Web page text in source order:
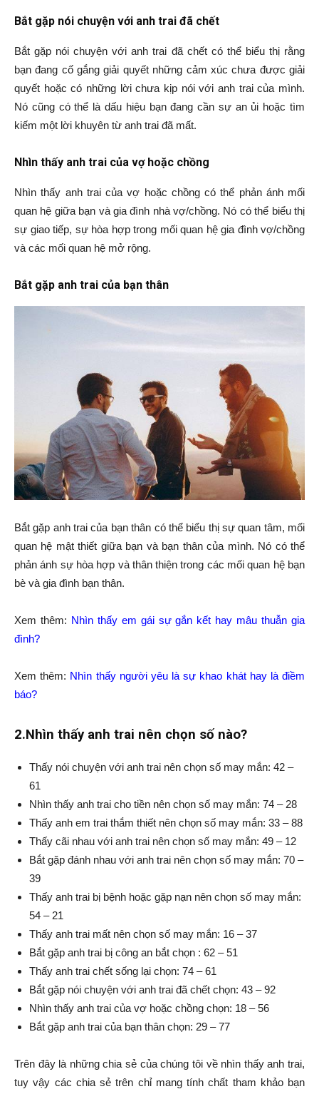
Bắt gặp nói chuyện với anh trai đã chết
Bắt gặp nói chuyện với anh trai đã chết có thể biểu thị rằng
bạn đang cố gắng giải quyết những cảm xúc chưa được giải
quyết hoặc có những lời chưa kịp nói với anh trai của mình.
Nó cũng có thể là dấu hiệu bạn đang cần sự an ủi hoặc tìm
kiếm một lời khuyên từ anh trai đã mất.
Nhìn thấy anh trai của vợ hoặc chồng
Nhìn thấy anh trai của vợ hoặc chồng có thể phản ánh mối
quan hệ giữa bạn và gia đình nhà vợ/chồng. Nó có thể biểu thị
sự giao tiếp, sự hòa hợp trong mối quan hệ gia đình vợ/chồng
và các mối quan hệ mở rộng.
Bắt gặp anh trai của bạn thân
Bắt gặp anh trai của bạn thân có thể biểu thị sự quan tâm, mối
quan hệ mật thiết giữa bạn và bạn thân của mình. Nó có thể
phản ánh sự hòa hợp và thân thiện trong các mối quan hệ bạn
bè và gia đình bạn thân.
Xem thêm: Nhìn thấy em gái sự gắn kết hay mâu thuẫn gia
đình?
Xem thêm: Nhìn thấy người yêu là sự khao khát hay là điềm
báo?
2.Nhìn thấy anh trai nên chọn số nào?
Thấy nói chuyện với anh trai nên chọn số may mắn: 42 –
61
Nhìn thấy anh trai cho tiền nên chọn số may mắn: 74 – 28
Thấy anh em trai thắm thiết nên chọn số may mắn: 33 – 88
Thấy cãi nhau với anh trai nên chọn số may mắn: 49 – 12
Bắt gặp đánh nhau với anh trai nên chọn số may mắn: 70 –
39
Thấy anh trai bị bệnh hoặc gặp nạn nên chọn số may mắn:
54 – 21
Thấy anh trai mất nên chọn số may mắn: 16 – 37
Bắt gặp anh trai bị công an bắt chọn : 62 – 51
Thấy anh trai chết sống lại chọn: 74 – 61
Bắt gặp nói chuyện với anh trai đã chết chọn: 43 – 92
Nhìn thấy anh trai của vợ hoặc chồng chọn: 18 – 56
Bắt gặp anh trai của bạn thân chọn: 29 – 77
Trên đây là những chia sẻ của chúng tôi về nhìn thấy anh trai,
tuy vậy các chia sẻ trên chỉ mang tính chất tham khảo bạn